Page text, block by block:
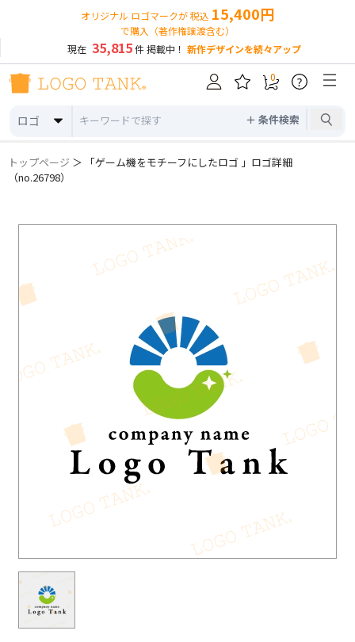
オリジナル ロゴマークが 税込 15,400円
で購入（著作権譲渡含む）
現在 35,815件 掲載中！ 新作デザインを続々アップ
ロゴ ＋ 条件検索
0 ?
トップページ ＞ 「ゲーム機をモチーフにしたロゴ 」ロゴ詳細
（no.26798）